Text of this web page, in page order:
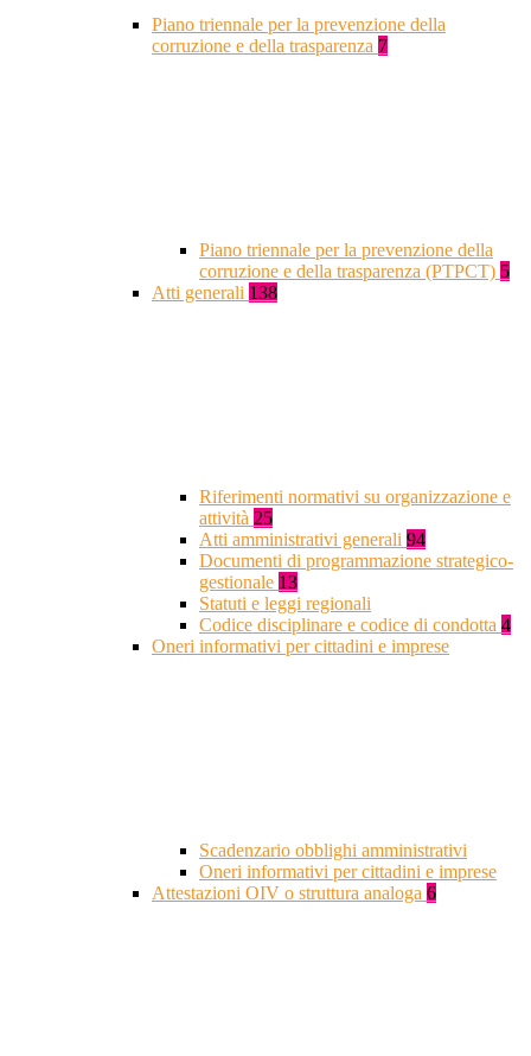
Piano triennale per la prevenzione della
corruzione e della trasparenza 7
Piano triennale per la prevenzione della
corruzione e della trasparenza (PTPCT) 5
Atti generali 138
Riferimenti normativi su organizzazione e
attività 25
Atti amministrativi generali 94
Documenti di programmazione strategico-
gestionale 13
Statuti e leggi regionali
Codice disciplinare e codice di condotta 4
Oneri informativi per cittadini e imprese
Scadenzario obblighi amministrativi
Oneri informativi per cittadini e imprese
Attestazioni OIV o struttura analoga 6